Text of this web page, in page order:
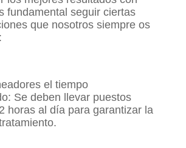
fundamental seguir ciertas
que nosotros siempre os
el tiempo
Se deben llevar puestos
horas al día para garantizar la